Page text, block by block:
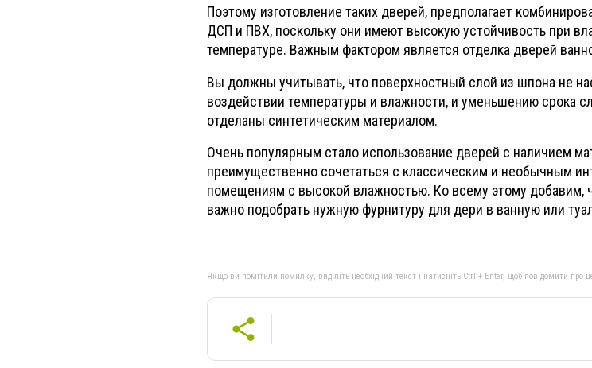
Поэтому изготовление таких дверей, предполагает
ДСП и ПВХ, поскольку они имеют высокую устойчивость при
температуре. Важным фактором является отделка дверей
Вы должны учитывать, что поверхностный слой из шпона не
воздействии температуры и влажности, и уменьшению срока
отделаны синтетическим материалом.
Очень популярным стало использование дверей с наличием
преимущественно сочетаться с классическим и необычным
помещениям с высокой влажностью. Ко всему этому добавим,
важно подобрать нужную фурнитуру для дери в ванную или
Якщо ви помітили помилку, виділіть необхідний текст і натисніть Ctrl + Enter, щоб повідомити про